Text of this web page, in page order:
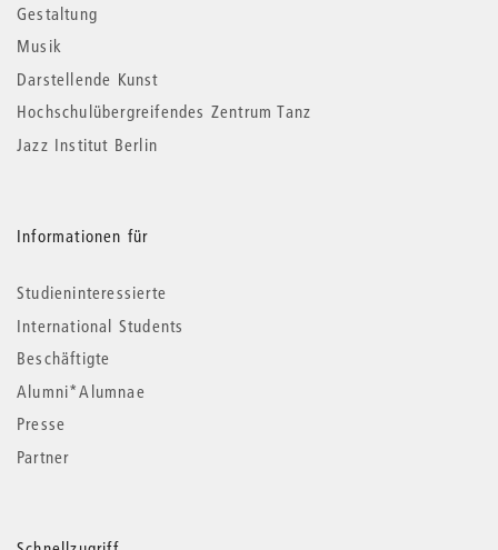
Gestaltung
Musik
Darstellende Kunst
Hochschulübergreifendes Zentrum Tanz
Jazz Institut Berlin
Informationen für
Studieninteressierte
International Students
Beschäftigte
Alumni*Alumnae
Presse
Partner